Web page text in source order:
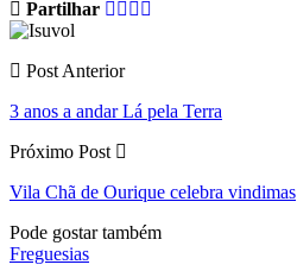
Partilhar
Post Anterior
3 anos a andar Lá pela Terra
Próximo Post
Vila Chã de Ourique celebra vindimas
Pode gostar também
Freguesias